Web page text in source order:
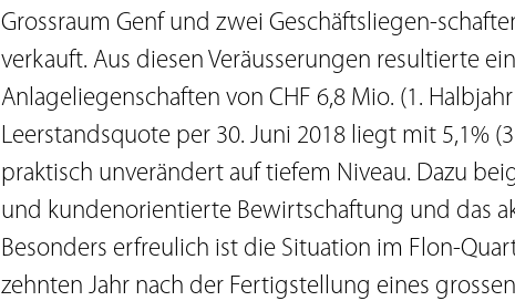
Grossraum Genf und zwei Geschäftsliegen-
verkauft. Aus diesen Veräusserungen resultierte
Anlageliegenschaften von CHF 6,8 Mio. (1.
Leerstandsquote per 30. Juni 2018 liegt mit 5,1%
praktisch unverändert auf tiefem Niveau. Dazu
und kundenorientierte Bewirtschaftung und das
Besonders erfreulich ist die Situation im Flon-
zehnten Jahr nach der Fertigstellung eines